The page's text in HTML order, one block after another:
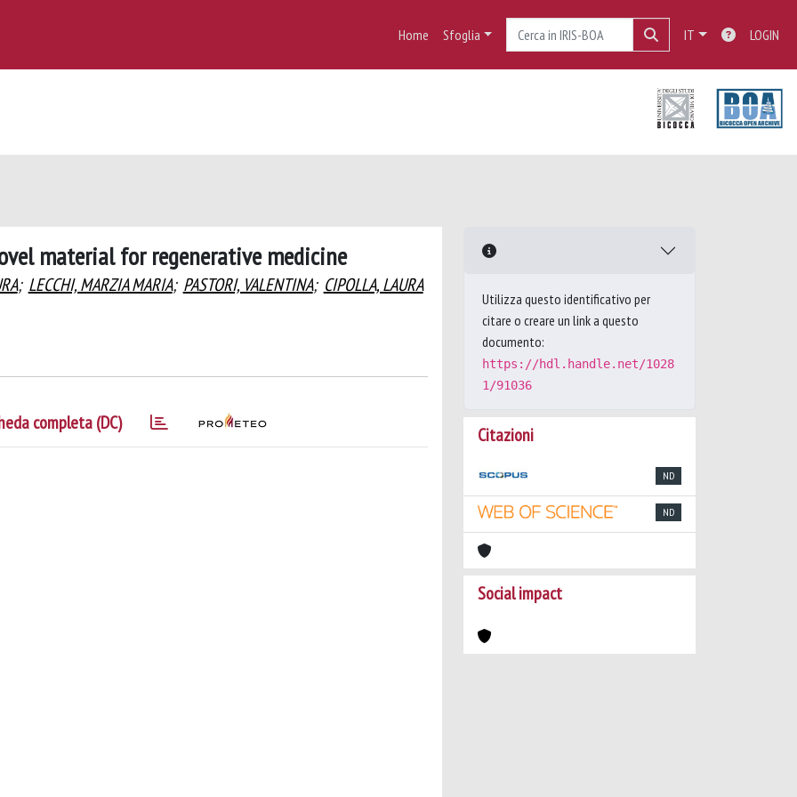
Home Sfoglia IT LOGIN
material for regenerative medicine
; LECCHI, MARZIA MARIA; PASTORI, VALENTINA; CIPOLLA, LAURA
completa (DC)
Utilizza questo identificativo per
citare o creare un link a questo
documento:
https://hdl.handle.net/1028
1/91036
Citazioni
ND
ND
Social impact